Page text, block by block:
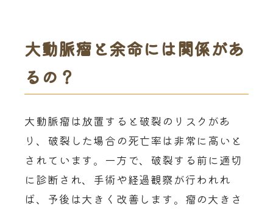
大動脈瘤と余命には関係があ
るの？
大動脈瘤は放置すると破裂のリスクがあ
り、破裂した場合の死亡率は非常に高いと
されています。一方で、破裂する前に適切
に診断され、手術や経過観察が行われれ
ば、予後は大きく改善します。瘤の大きさ